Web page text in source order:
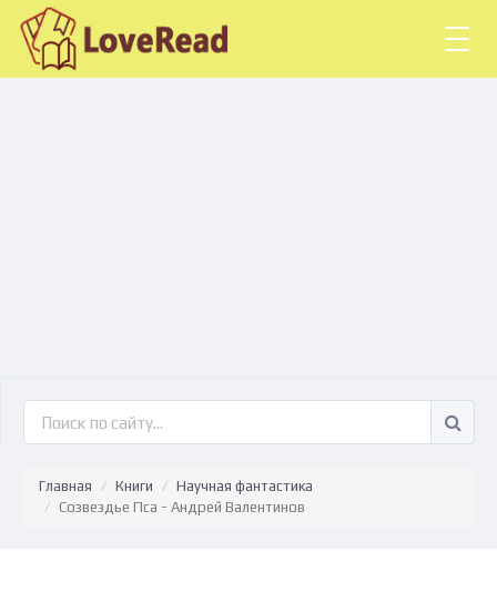
Главная Книги
Научная фантастика
Созвездье Пса - Андрей Валентинов